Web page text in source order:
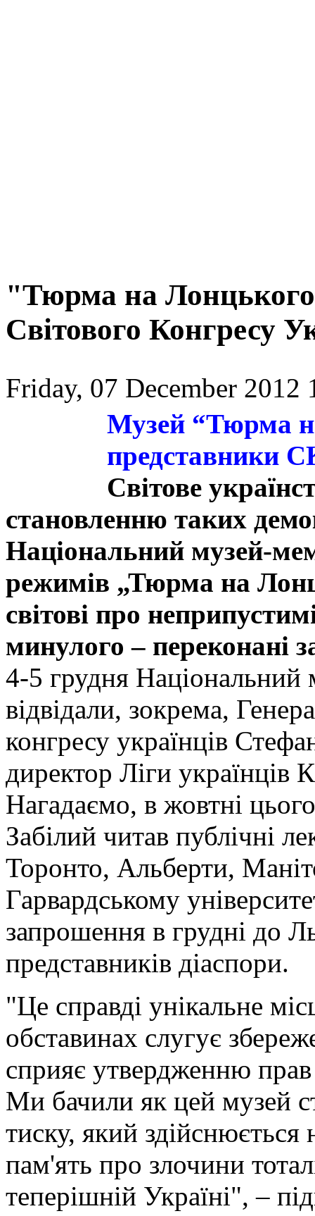
"Тюрма на
Світового Конгресу
Friday, 07 December 2012
Музей “Тюрма
представники
Світове
становленню таких
Національний музей-
режимів „Тюрма на
світові про
минулого – переконані
4-5 грудня
відвідали, зокрема,
конгресу українців
директор Ліги
Нагадаємо, в жовтні
Забілий читав публічні
Торонто, Альберти,
Гарвардському
запрошення в грудні до
представників діаспори.
"Це справді унікальне
обставинах слугує
сприяє утвердженню
Ми бачили як цей музей
тиску, який здійснюється
пам'ять про злочини
теперішній Україні", –